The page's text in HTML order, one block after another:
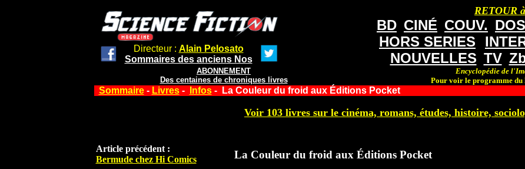
Directeur : Alain Pelosato
Sommaires des anciens Nos
ABONNEMENT
Des centaines de chroniques livres
RETOUR
BD CINÉ COUV.
HORS SERIES
NOUVELLES TV
Encyclopédie de
Pour voir le programme du
Sommaire- Livres- Infos- La Couleur du froid aux Éditions Pocket
Voir 103 livres sur le cinéma, romans, études, histoire,
Article précédent :
Bermude chez Hi Comics
La Couleur du froid aux Éditions Pocket